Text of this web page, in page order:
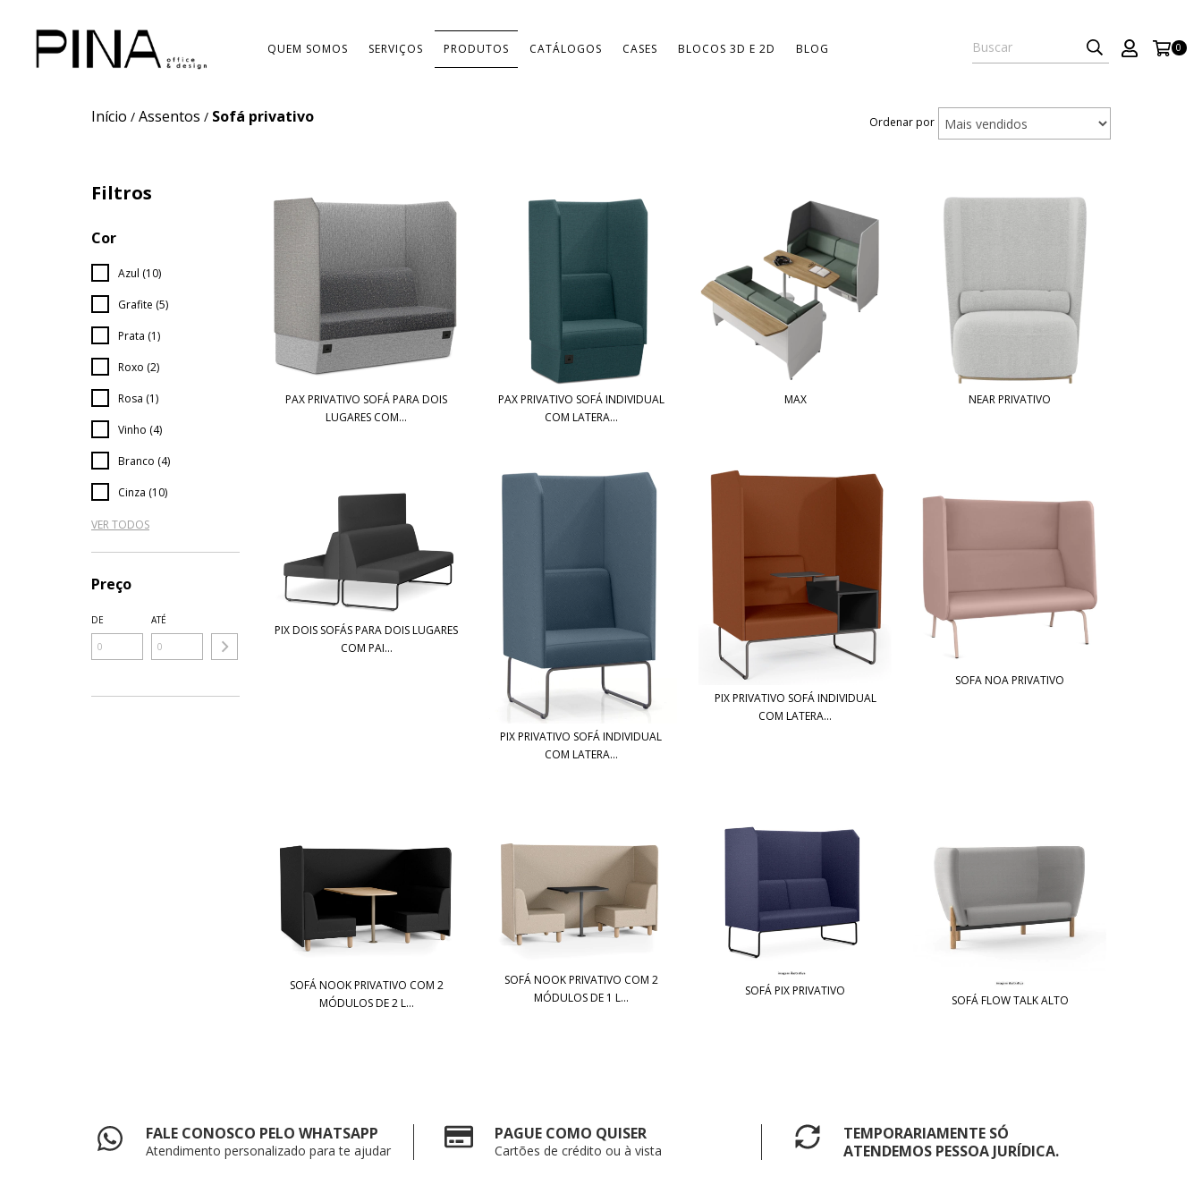
QUEM SOMOS SERVIÇOS PRODUTOS CATÁLOGOS CASES BLOCOS 3D E 2D BLOG 0
Início / Assentos / Sofá privativo Ordenar por
Filtros
Cor
Azul (10)
Grafite (5)
Prata (1)
Roxo (2)
Rosa (1)
Vinho (4)
Branco (4)
Cinza (10)
VER TODOS
Preço
DE ATÉ
PAX PRIVATIVO SOFÁ PARA DOIS
LUGARES COM...
PAX PRIVATIVO SOFÁ INDIVIDUAL
COM LATERA...
MAX NEAR PRIVATIVO
PIX DOIS SOFÁS PARA DOIS LUGARES
COM PAI...
PIX PRIVATIVO SOFÁ INDIVIDUAL
COM LATERA...
PIX PRIVATIVO SOFÁ INDIVIDUAL
COM LATERA...
SOFA NOA PRIVATIVO
SOFÁ NOOK PRIVATIVO COM 2
MÓDULOS DE 2 L...
SOFÁ NOOK PRIVATIVO COM 2
MÓDULOS DE 1 L...
SOFÁ PIX PRIVATIVO
SOFÁ FLOW TALK ALTO
FALE CONOSCO PELO WHATSAPP
Atendimento personalizado para te ajudar
PAGUE COMO QUISER
Cartões de crédito ou à vista
TEMPORARIAMENTE SÓ
ATENDEMOS PESSOA JURÍDICA.